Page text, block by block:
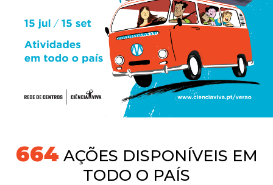
704 AÇÕES DISPONÍVEIS EM
TODO O PAÍS